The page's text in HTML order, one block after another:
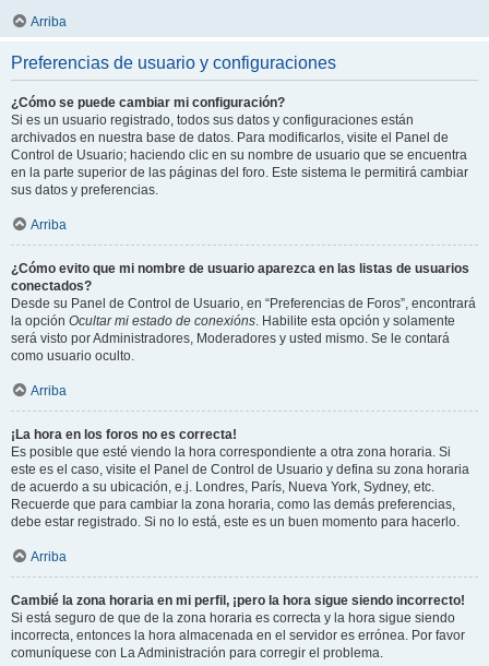
Arriba
Preferencias de usuario y configuraciones
¿Cómo se puede cambiar mi configuración?
Si es un usuario registrado, todos sus datos y configuraciones están
archivados en nuestra base de datos. Para modificarlos, visite el Panel de
Control de Usuario; haciendo clic en su nombre de usuario que se encuentra
en la parte superior de las páginas del foro. Este sistema le permitirá cambiar
sus datos y preferencias.
Arriba
¿Cómo evito que mi nombre de usuario aparezca en las listas de usuarios
conectados?
Desde su Panel de Control de Usuario, en “Preferencias de Foros”, encontrará
la opción Ocultar mi estado de conexións. Habilite esta opción y solamente
será visto por Administradores, Moderadores y usted mismo. Se le contará
como usuario oculto.
Arriba
¡La hora en los foros no es correcta!
Es posible que esté viendo la hora correspondiente a otra zona horaria. Si
este es el caso, visite el Panel de Control de Usuario y defina su zona horaria
de acuerdo a su ubicación, e.j. Londres, París, Nueva York, Sydney, etc.
Recuerde que para cambiar la zona horaria, como las demás preferencias,
debe estar registrado. Si no lo está, este es un buen momento para hacerlo.
Arriba
Cambié la zona horaria en mi perfil, ¡pero la hora sigue siendo incorrecto!
Si está seguro de que de la zona horaria es correcta y la hora sigue siendo
incorrecta, entonces la hora almacenada en el servidor es errónea. Por favor
comuníquese con La Administración para corregir el problema.